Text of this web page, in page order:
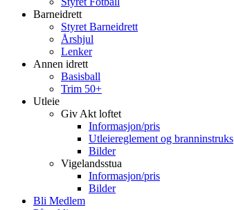
Barneidrett
Styret Barneidrett
Årshjul
Lenker
Annen idrett
Basisball
Trim 50+
Utleie
Giv Akt loftet
Informasjon/pris
Utleiereglement og branninstruks
Bilder
Vigelandsstua
Informasjon/pris
Bilder
Bli Medlem